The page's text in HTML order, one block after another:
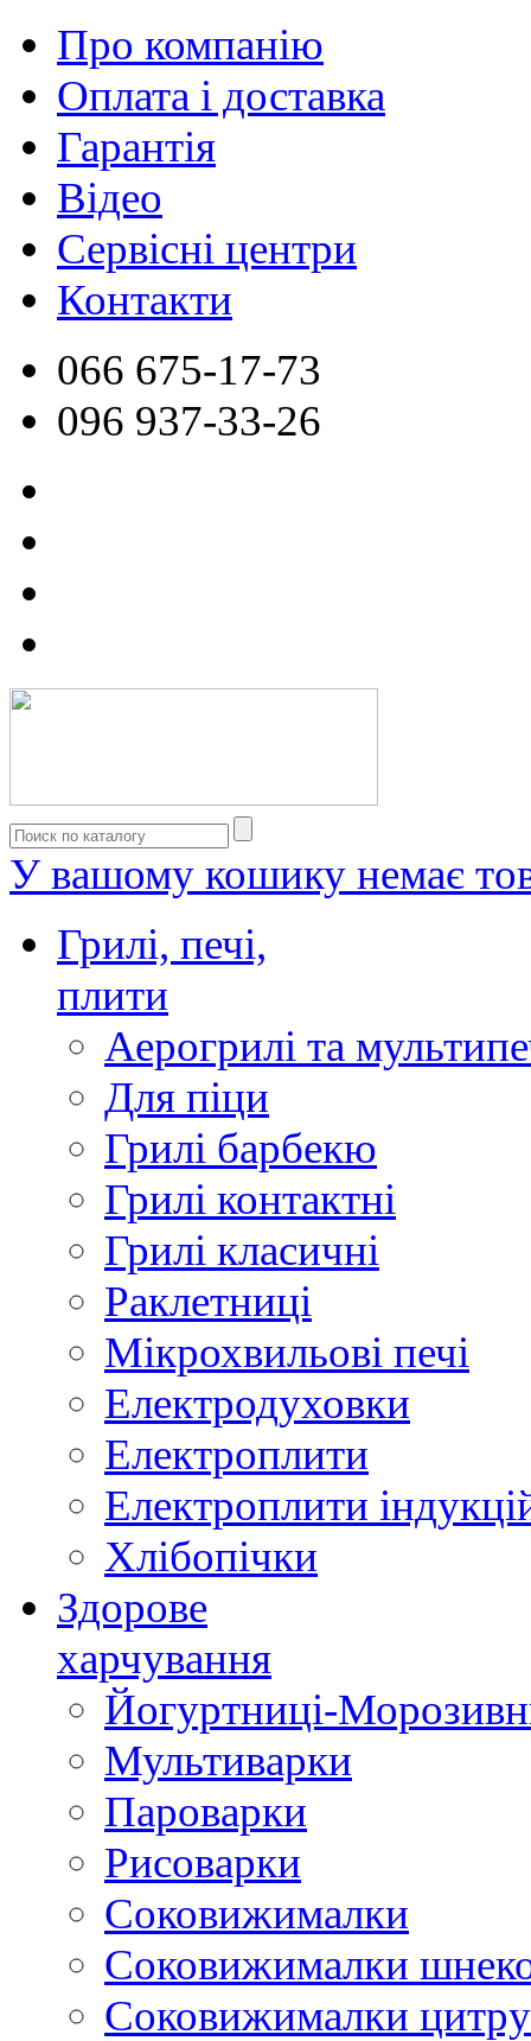
Про компанію
Оплата і доставка
Гарантія
Відео
Сервісні центри
Контакти
066 675-17-73
096 937-33-26
У вашому кошику немає
Грилі, печі,
плити
Аерогрилі та
Для піци
Грилі барбекю
Грилі контактні
Грилі класичні
Раклетниці
Мікрохвильові печі
Електродуховки
Електроплити
Електроплити
Хлібопічки
Здорове
харчування
Йогуртниці-
Мультиварки
Пароварки
Рисоварки
Соковижималки
Соковижималки
Соковижималки